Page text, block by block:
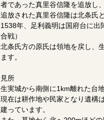
者であった真里谷信隆を追放し
追放された真里谷信隆は北条氏
1538年、足利義明は国府台に出
合戦）
北条氏方の原氏は領地を戻し、
ます。
見所
生実城から南側に1km離れた台
現在は耕作地や民家となり遺構
建っています。